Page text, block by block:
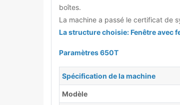
boîtes.
La machine a passé le certificat de
La structure choisie: Fenêtre avec
Paramètres 650T
Spécification de la machine
Modèle